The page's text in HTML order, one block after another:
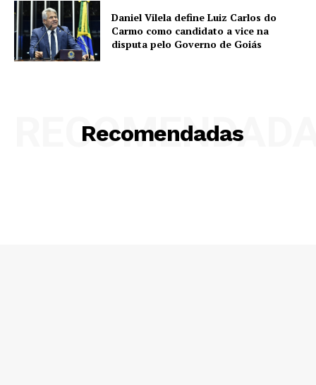
Daniel Vilela define Luiz Carlos do
Carmo como candidato a vice na
disputa pelo Governo de Goiás
Recomendadas